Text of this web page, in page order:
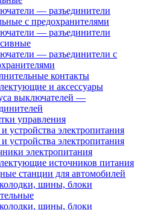
— разъединители
с предохранителями
— разъединители
— разъединители с
контакты
и аксессуары
выключателей —
управления
устройства электропитания
устройства электропитания
электропитания
источников питания
станции для автомобилей
шины, блоки
шины, блоки